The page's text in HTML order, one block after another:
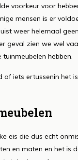
voorkeur voor
mensen is er
weer helemaal
geval zien we wel
hebben.
iets ertussenin het
eis die dus echt
en maten en het